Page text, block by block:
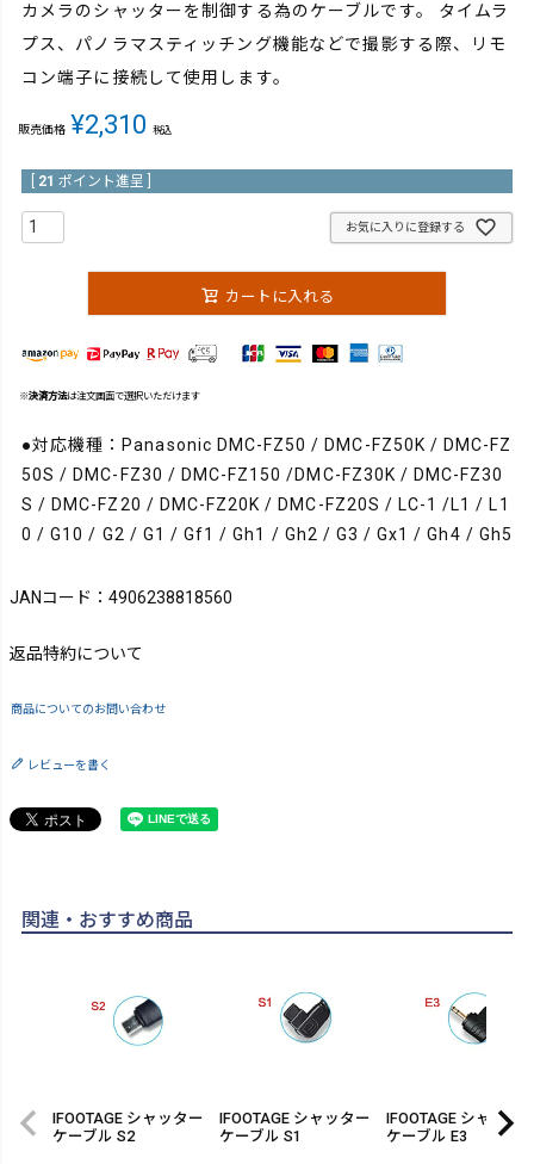
カメラのシャッターを制御する為のケーブルです。 タイムラ
プス、パノラマスティッチング機能などで撮影する際、リモ
コン端子に接続して使用します。
販売価格 ¥2,310 税込
21 ポイント進呈 ]
お気に入りに登録する
カートに入れる
※決済方法は注文画面で選択いただけます
●対応機種：Panasonic DMC-FZ50 / DMC-FZ50K / DMC-FZ
50S / DMC-FZ30 / DMC-FZ150 /DMC-FZ30K / DMC-FZ30
S / DMC-FZ20 / DMC-FZ20K / DMC-FZ20S / LC-1 /L1 / L1
0 / G10 / G2 / G1 / Gf1 / Gh1 / Gh2 / G3 / Gx1 / Gh4 / Gh5
JANコード：4906238818560
返品特約について
商品についてのお問い合わせ
レビューを書く
関連・おすすめ商品
IFOOTAGE シャッター
ケーブル S2
IFOOTAGE シャッター
ケーブル S1
IFOOTAGE シャッタ
ケーブル E3